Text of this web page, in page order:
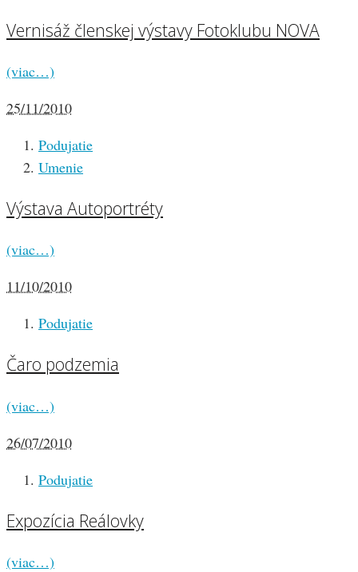
Vernisáž členskej výstavy Fotoklubu NOVA
(viac…)
25/11/2010
Podujatie
Umenie
Výstava Autoportréty
(viac…)
11/10/2010
Podujatie
Čaro podzemia
(viac…)
26/07/2010
Podujatie
Expozícia Reálovky
(viac…)